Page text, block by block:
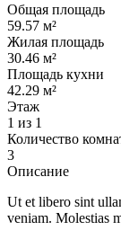
Общая площадь
59.57 м²
Жилая площадь
30.46 м²
Площадь кухни
42.29 м²
Этаж
1 из 1
Количество
3
Описание
Ut et libero sint
veniam. Molestias